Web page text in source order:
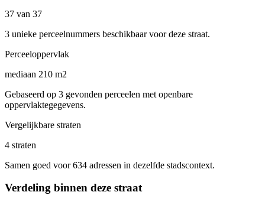
37 van 37
3 unieke perceelnummers beschikbaar voor deze straat.
Perceeloppervlak
mediaan 210 m2
Gebaseerd op 3 gevonden perceelen met openbare
oppervlaktegegevens.
Vergelijkbare straten
4 straten
Samen goed voor 634 adressen in dezelfde stadscontext.
Verdeling binnen deze straat